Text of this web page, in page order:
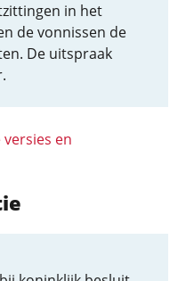
in het
de vonnissen de
De uitspraak
en